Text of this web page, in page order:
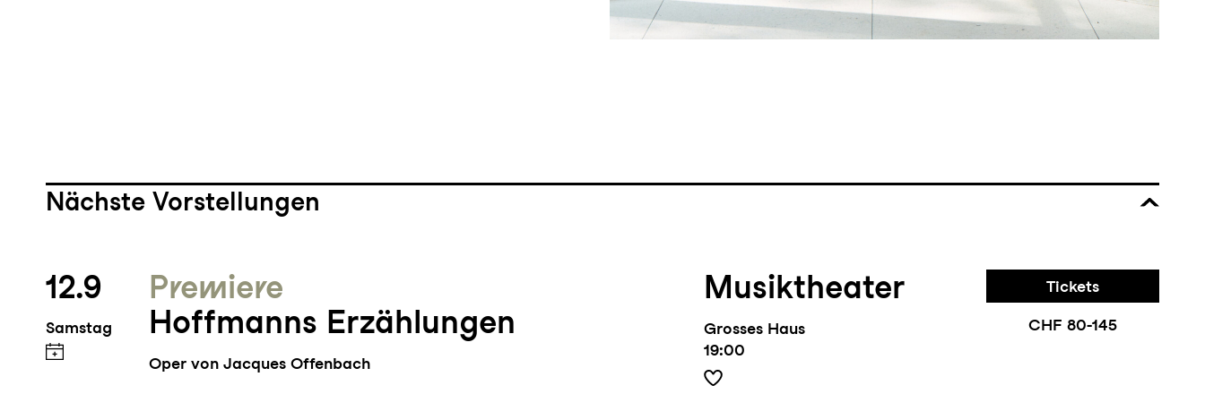
Nächste Vorstellungen
12.9
Samstag
Premiere
Hoffmanns Erzählungen
Oper von Jacques Offenbach
Musiktheater
Grosses Haus
19:00
Tickets
CHF 80-145